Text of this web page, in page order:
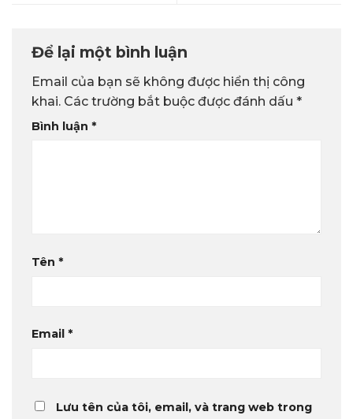
Để lại một bình luận
Email của bạn sẽ không được hiển thị công
khai. Các trường bắt buộc được đánh dấu *
Bình luận *
Tên *
Email *
Lưu tên của tôi, email, và trang web trong